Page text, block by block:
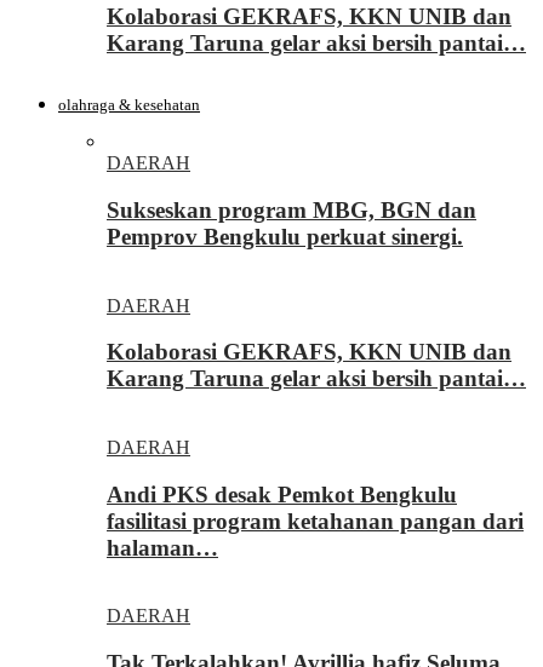
Kolaborasi GEKRAFS, KKN UNIB dan
Karang Taruna gelar aksi bersih pantai…
olahraga & kesehatan
DAERAH
Sukseskan program MBG, BGN dan
Pemprov Bengkulu perkuat sinergi.
DAERAH
Kolaborasi GEKRAFS, KKN UNIB dan
Karang Taruna gelar aksi bersih pantai…
DAERAH
Andi PKS desak Pemkot Bengkulu
fasilitasi program ketahanan pangan dari
halaman…
DAERAH